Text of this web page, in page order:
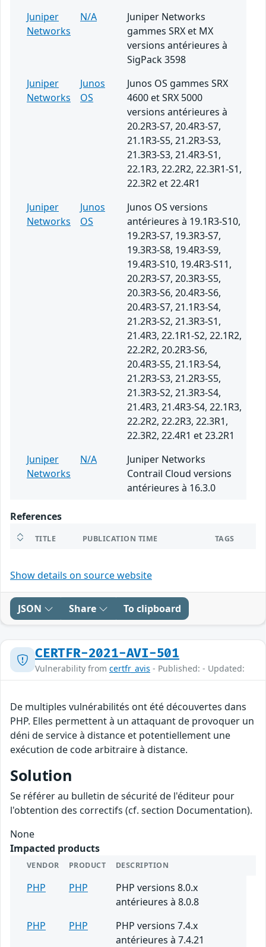
Juniper
Networks
N/A
Juniper Networks
gammes SRX et MX
versions antérieures à
SigPack 3598
Juniper
Networks
Junos
OS
Junos OS gammes SRX
4600 et SRX 5000
versions antérieures à
20.2R3-S7, 20.4R3-S7,
21.1R3-S5, 21.2R3-S3,
21.3R3-S3, 21.4R3-S1,
22.1R3, 22.2R2, 22.3R1-S1,
22.3R2 et 22.4R1
Juniper
Networks
Junos
OS
Junos OS versions
antérieures à 19.1R3-S10,
19.2R3-S7, 19.3R3-S7,
19.3R3-S8, 19.4R3-S9,
19.4R3-S10, 19.4R3-S11,
20.2R3-S7, 20.3R3-S5,
20.3R3-S6, 20.4R3-S6,
20.4R3-S7, 21.1R3-S4,
21.2R3-S2, 21.3R3-S1,
21.4R3, 22.1R1-S2, 22.1R2,
22.2R2, 20.2R3-S6,
20.4R3-S5, 21.1R3-S4,
21.2R3-S3, 21.2R3-S5,
21.3R3-S2, 21.3R3-S4,
21.4R3, 21.4R3-S4, 22.1R3,
22.2R2, 22.2R3, 22.3R1,
22.3R2, 22.4R1 et 23.2R1
Juniper
Networks
N/A
Juniper Networks
Contrail Cloud versions
antérieures à 16.3.0
References
TITLE PUBLICATION TIME TAGS
Show details on source website
JSON Share To clipboard
CERTFR-2021-AVI-501
Vulnerability from certfr_avis - Published: - Updated:
De multiples vulnérabilités ont été découvertes dans
PHP. Elles permettent à un attaquant de provoquer un
déni de service à distance et potentiellement une
exécution de code arbitraire à distance.
Solution
Se référer au bulletin de sécurité de l'éditeur pour
l'obtention des correctifs (cf. section Documentation).
None
Impacted products
VENDOR PRODUCT DESCRIPTION
PHP PHP
PHP versions 8.0.x
antérieures à 8.0.8
PHP
PHP
PHP versions 7.4.x
antérieures à 7.4.21